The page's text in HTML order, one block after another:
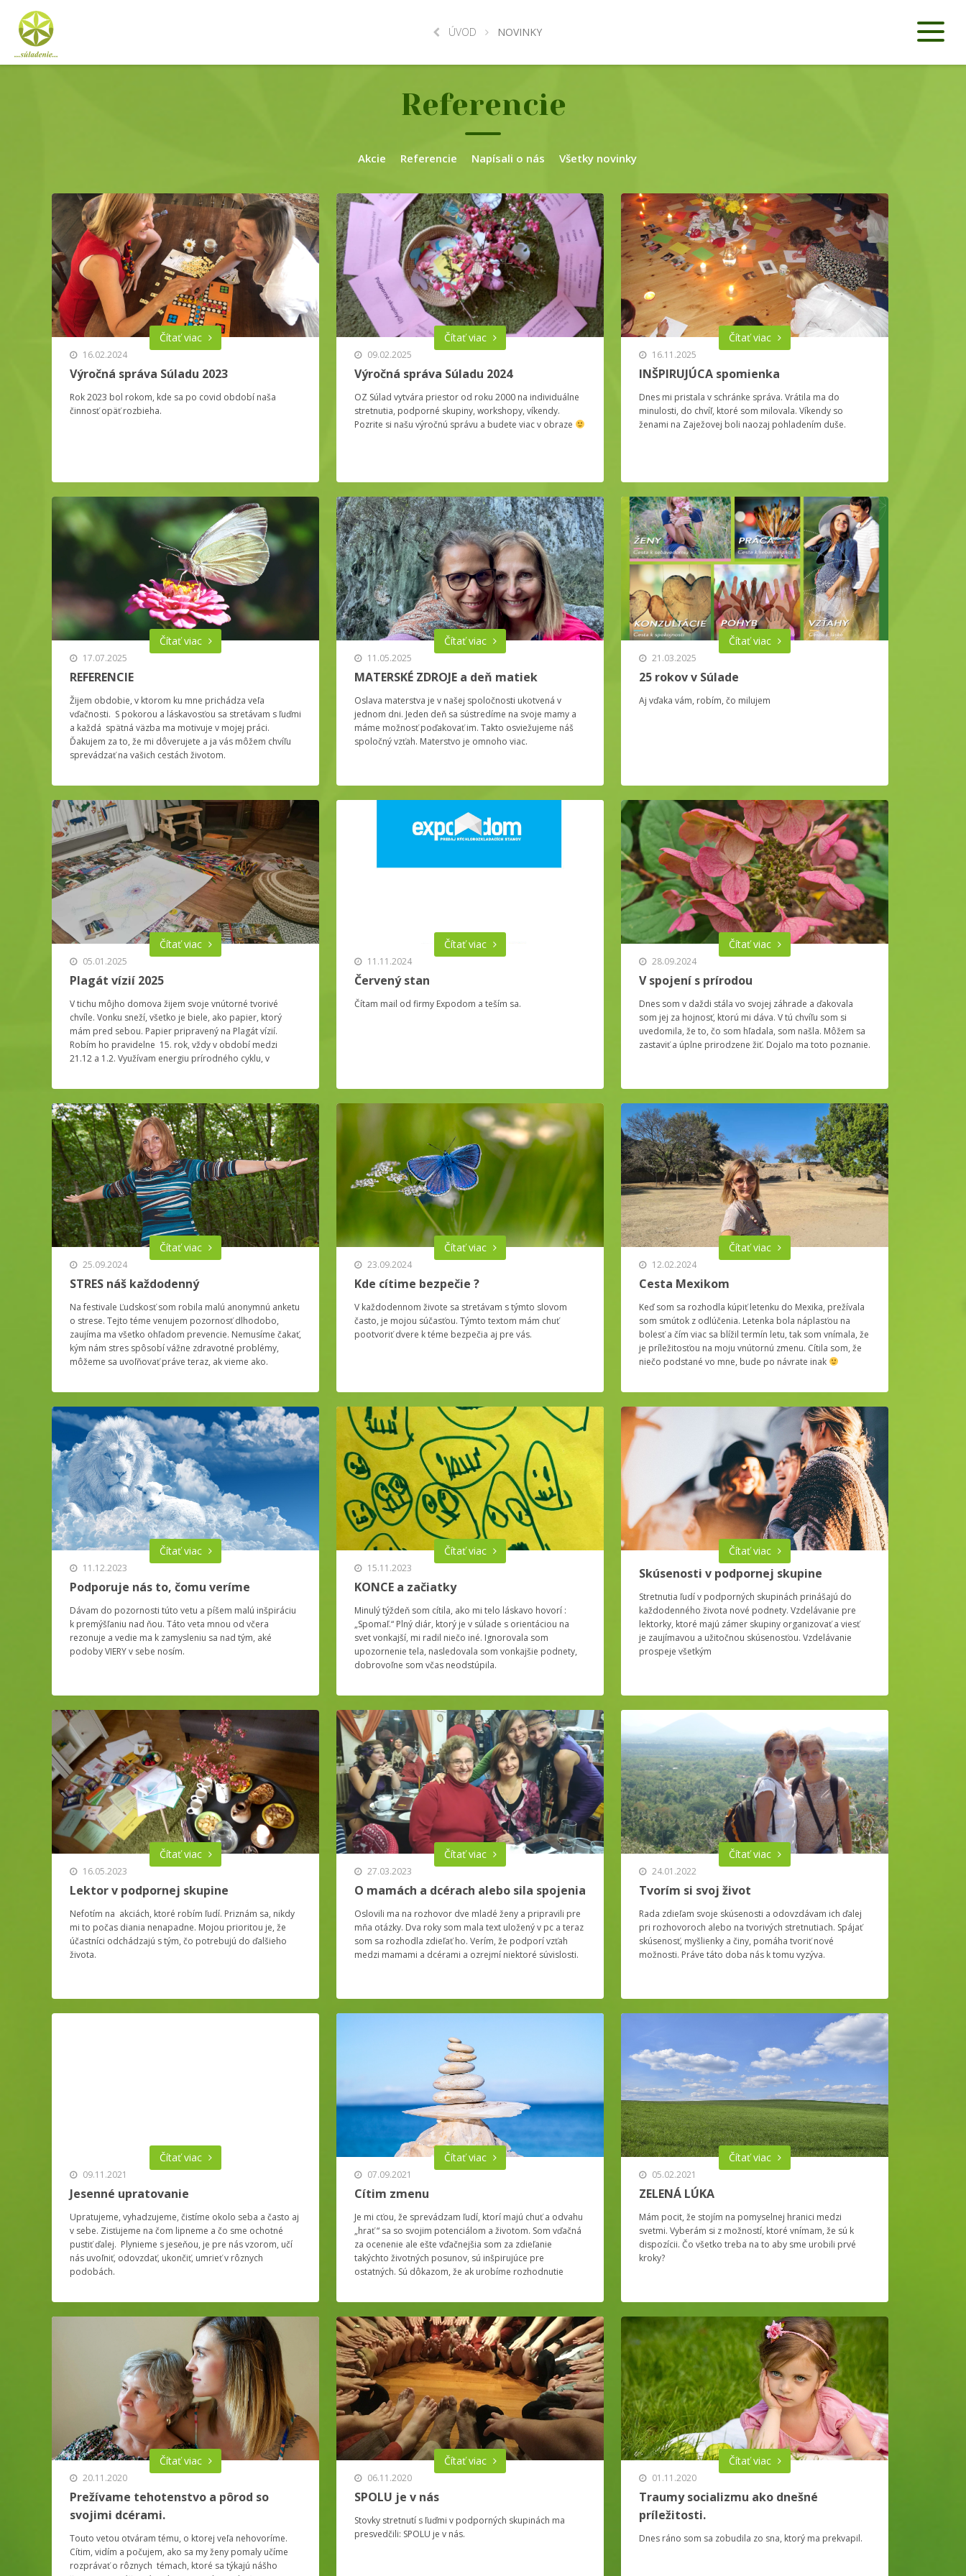
ÚVOD NOVINKY
Referencie
Akcie Referencie Napísali o nás Všetky novinky
16.02.2024
Výročná správa Súladu 2023
Rok 2023 bol rokom, kde sa po covid období naša
činnosť opäť rozbieha.
Čítať viac
09.02.2025
Výročná správa Súladu 2024
OZ Súlad vytvára priestor od roku 2000 na individuálne
stretnutia, podporné skupiny, workshopy, víkendy.
Pozrite si našu výročnú správu a budete viac v obraze
Čítať viac
16.11.2025
INŠPIRUJÚCA spomienka
Dnes mi pristala v schránke správa. Vrátila ma do
minulosti, do chvíľ, ktoré som milovala. Víkendy so
ženami na Zaježovej boli naozaj pohladením duše.
Čítať viac
17.07.2025
REFERENCIE
Žijem obdobie, v ktorom ku mne prichádza veľa
vďačnosti. S pokorou a láskavosťou sa stretávam s ľuďmi
a každá spätná väzba ma motivuje v mojej práci.
Ďakujem za to, že mi dôverujete a ja vás môžem chvíľu
sprevádzať na vašich cestách životom.
Čítať viac
11.05.2025
MATERSKÉ ZDROJE a deň matiek
Oslava materstva je v našej spoločnosti ukotvená v
jednom dni. Jeden deň sa sústredíme na svoje mamy a
máme možnosť poďakovať im. Takto osviežujeme náš
spoločný vzťah. Materstvo je omnoho viac.
Čítať viac
21.03.2025
25 rokov v Súlade
Aj vďaka vám, robím, čo milujem
Čítať viac
05.01.2025
Plagát vízií 2025
V tichu môjho domova žijem svoje vnútorné tvorivé
chvíle. Vonku sneží, všetko je biele, ako papier, ktorý
mám pred sebou. Papier pripravený na Plagát vízií.
Robím ho pravidelne 15. rok, vždy v období medzi
21.12 a 1.2. Využívam energiu prírodného cyklu, v
Čítať viac
11.11.2024
Červený stan
Čítam mail od firmy Expodom a teším sa.
Čítať viac
28.09.2024
V spojení s prírodou
Dnes som v daždi stála vo svojej záhrade a ďakovala
som jej za hojnosť, ktorú mi dáva. V tú chvíľu som si
uvedomila, že to, čo som hľadala, som našla. Môžem sa
zastaviť a úplne prirodzene žiť. Dojalo ma toto poznanie.
Čítať viac
25.09.2024
STRES náš každodenný
Na festivale Ľudskosť som robila malú anonymnú anketu
o strese. Tejto téme venujem pozornosť dlhodobo,
zaujíma ma všetko ohľadom prevencie. Nemusíme čakať,
kým nám stres spôsobí vážne zdravotné problémy,
môžeme sa uvoľňovať práve teraz, ak vieme ako.
Čítať viac
23.09.2024
Kde cítime bezpečie ?
V každodennom živote sa stretávam s týmto slovom
často, je mojou súčasťou. Týmto textom mám chuť
pootvoriť dvere k téme bezpečia aj pre vás.
Čítať viac
12.02.2024
Cesta Mexikom
Keď som sa rozhodla kúpiť letenku do Mexika, prežívala
som smútok z odlúčenia. Letenka bola náplasťou na
bolesť a čím viac sa blížil termín letu, tak som vnímala, že
je príležitosťou na moju vnútornú zmenu. Cítila som, že
niečo podstané vo mne, bude po návrate inak
Čítať viac
11.12.2023
Podporuje nás to, čomu veríme
Dávam do pozornosti túto vetu a píšem malú inšpiráciu
k premýšľaniu nad ňou. Táto veta mnou od včera
rezonuje a vedie ma k zamysleniu sa nad tým, aké
podoby VIERY v sebe nosím.
Čítať viac
15.11.2023
KONCE a začiatky
Minulý týždeň som cítila, ako mi telo láskavo hovorí :
„Spomaľ.“ Plný diár, ktorý je v súlade s orientáciou na
svet vonkajší, mi radil niečo iné. Ignorovala som
upozornenie tela, nasledovala som vonkajšie podnety,
dobrovoľne som včas neodstúpila.
Čítať viac
Skúsenosti v podpornej skupine
Stretnutia ľudí v podporných skupinách prinášajú do
každodenného života nové podnety. Vzdelávanie pre
lektorky, ktoré majú zámer skupiny organizovať a viesť
je zaujímavou a užitočnou skúsenosťou. Vzdelávanie
prospeje všetkým
Čítať viac
16.05.2023
Lektor v podpornej skupine
Nefotím na akciách, ktoré robím ľudí. Priznám sa, nikdy
mi to počas diania nenapadne. Mojou prioritou je, že
účastníci odchádzajú s tým, čo potrebujú do ďalšieho
života.
Čítať viac
27.03.2023
O mamách a dcérach alebo sila spojenia
Oslovili ma na rozhovor dve mladé ženy a pripravili pre
mňa otázky. Dva roky som mala text uložený v pc a teraz
som sa rozhodla zdieľať ho. Verím, že podporí vzťah
medzi mamami a dcérami a ozrejmí niektoré súvislosti.
Čítať viac
24.01.2022
Tvorím si svoj život
Rada zdieľam svoje skúsenosti a odovzdávam ich ďalej
pri rozhovoroch alebo na tvorivých stretnutiach. Spájať
skúsenosť, myšlienky a činy, pomáha tvoriť nové
možnosti. Práve táto doba nás k tomu vyzýva.
Čítať viac
09.11.2021
Jesenné upratovanie
Upratujeme, vyhadzujeme, čistíme okolo seba a často aj
v sebe. Zisťujeme na čom lipneme a čo sme ochotné
pustiť ďalej. Plynieme s jeseňou, je pre nás vzorom, učí
nás uvoľniť, odovzdať, ukončiť, umrieť v rôznych
podobách.
Čítať viac
07.09.2021
Cítim zmenu
Je mi cťou, že sprevádzam ľudí, ktorí majú chuť a odvahu
„hrať “ sa so svojim potenciálom a životom. Som vďačná
za ocenenie ale ešte vďačnejšia som za zdieľanie
takýchto životných posunov, sú inšpirujúce pre
ostatných. Sú dôkazom, že ak urobíme rozhodnutie
Čítať viac
05.02.2021
ZELENÁ LÚKA
Mám pocit, že stojím na pomyselnej hranici medzi
svetmi. Vyberám si z možností, ktoré vnímam, že sú k
dispozícii. Čo všetko treba na to aby sme urobili prvé
kroky?
Čítať viac
20.11.2020
Prežívame tehotenstvo a pôrod so
svojimi dcérami.
Touto vetou otváram tému, o ktorej veľa nehovoríme.
Cítim, vidím a počujem, ako sa my ženy pomaly učíme
rozprávať o rôznych témach, ktoré sa týkajú nášho
Čítať viac
06.11.2020
SPOLU je v nás
Stovky stretnutí s ľuďmi v podporných skupinách ma
presvedčili: SPOLU je v nás.
Čítať viac
01.11.2020
Traumy socializmu ako dnešné
príležitosti.
Dnes ráno som sa zobudila zo sna, ktorý ma prekvapil.
Čítať viac